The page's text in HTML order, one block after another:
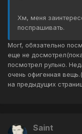
Хм, меня
поспрашивать.
Morf, обязательно
еще не
посмотрел рульно.
очень офигенная
на предыдущих
Saint